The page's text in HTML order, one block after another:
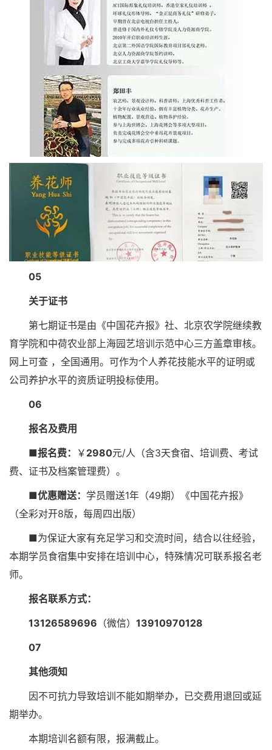
05
关于证书
第七期证书是由《中国花卉报》社、北京农学院继续教
育学院和中荷农业部上海园艺培训示范中心三方盖章审核。
网上可查 ，全国通用。可作为个人养花技能水平的证明或
公司养护水平的资质证明投标使用。
06
报名及费用
■报名费：
￥ 2980元/人（含3天食宿、培训费、考试
费、证书及档案管理费）。
■优惠赠送： 学员赠送1年（49期）《中国花卉报》
（全彩对开8版，每周四出版）
■为保证大家有充足学习和交流时间，结合以往经验，
本期学员食宿集中安排在培训中心，特殊情况可联系报名老
师。
报名联系方式：
13126589696 （微信） 13910970128
07
其他须知
因不可抗力导致培训不能如期举办，已交费用退回或延
期举办。
本期培训名额有限，报满截止。